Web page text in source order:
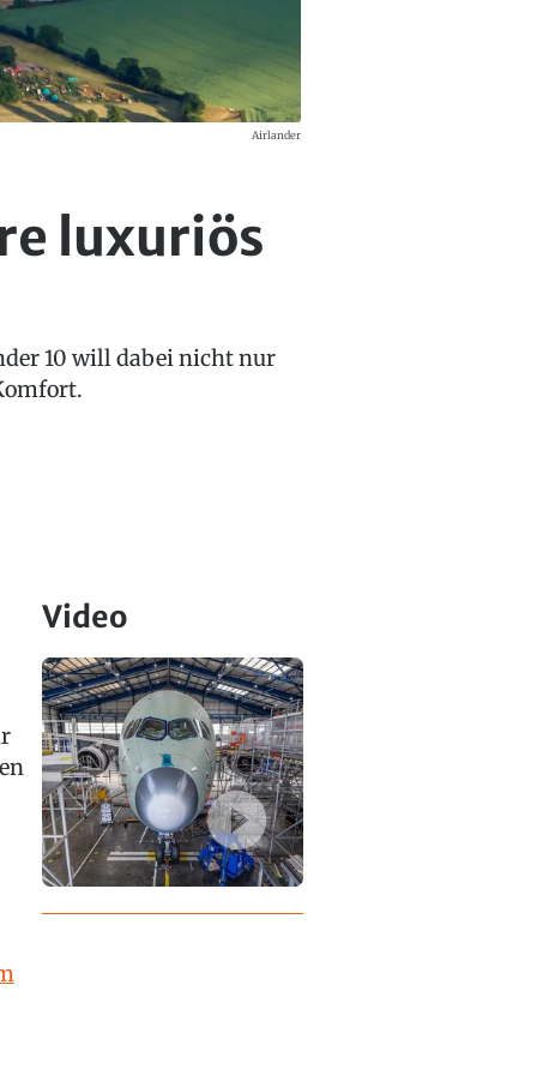
Airlander
luxuriös
10 will dabei nicht nur
Video